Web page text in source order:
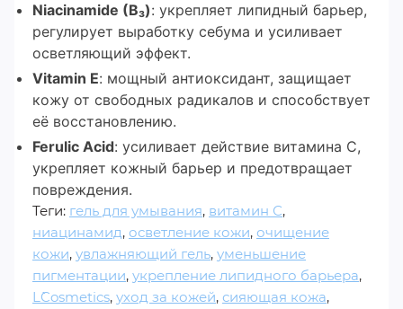
Niacinamide (B₃): укрепляет липидный барьер,
регулирует выработку себума и усиливает
осветляющий эффект.
Vitamin Е: мощный антиоксидант, защищает
кожу от свободных радикалов и способствует
её восстановлению.
Ferulic Acid: усиливает действие витамина С,
укрепляет кожный барьер и предотвращает
повреждения.
Теги: гель для умывания, витамин С,
ниацинамид, осветление кожи, очищение
кожи, увлажняющий гель, уменьшение
пигментации, укрепление липидного барьера,
L`Cosmetics, уход за кожей, сияющая кожа,